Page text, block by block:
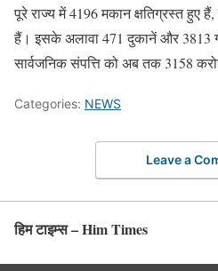
पूरे राज्य में 4196 मकान क्षतिग्रस्त हुए
हैं। इसके अलावा 471 दुकानें और 3813
सार्वजनिक संपत्ति को अब तक 3158
Categories: NEWS
Leave a
हिम टाइम्स – Him Times